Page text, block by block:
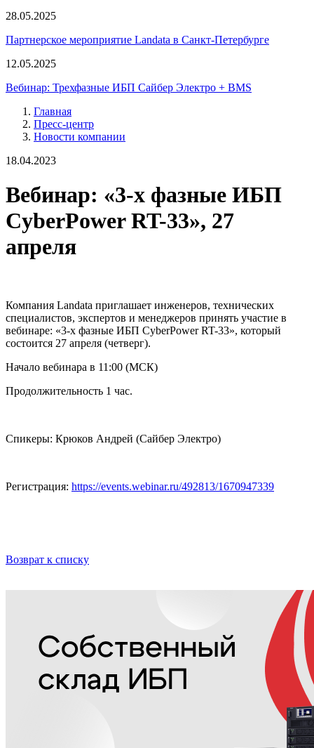
28.05.2025
Партнерское мероприятие Landata в Санкт-Петербурге
12.05.2025
Вебинар: Трехфазные ИБП Сайбер Электро + BMS
Главная
Пресс-центр
Новости компании
18.04.2023
Вебинар: «3-х фазные ИБП
CyberPower RT-33», 27
апреля
Компания Landata приглашает инженеров, технических
специалистов, экспертов и менеджеров принять участие в
вебинаре: «3-х фазные ИБП CyberPower RT-33», который
состоится 27 апреля (четверг).
Начало вебинара в 11:00 (МСК)
Продолжительность 1 час.
Спикеры: Крюков Андрей (Сайбер Электро)
Регистрация: https://events.webinar.ru/492813/1670947339
Возврат к списку